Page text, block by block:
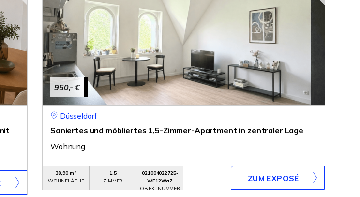
950,- €
Düsseldorf
Saniertes und möbliertes 1,5-Zimmer-Apartment in zentraler Lage
Wohnung
38,90 m²
WOHNFLÄCHE
1,5
ZIMMER
021004022725-
WE12WaZ
OBJEKTNUMMER
ZUM EXPOSÉ